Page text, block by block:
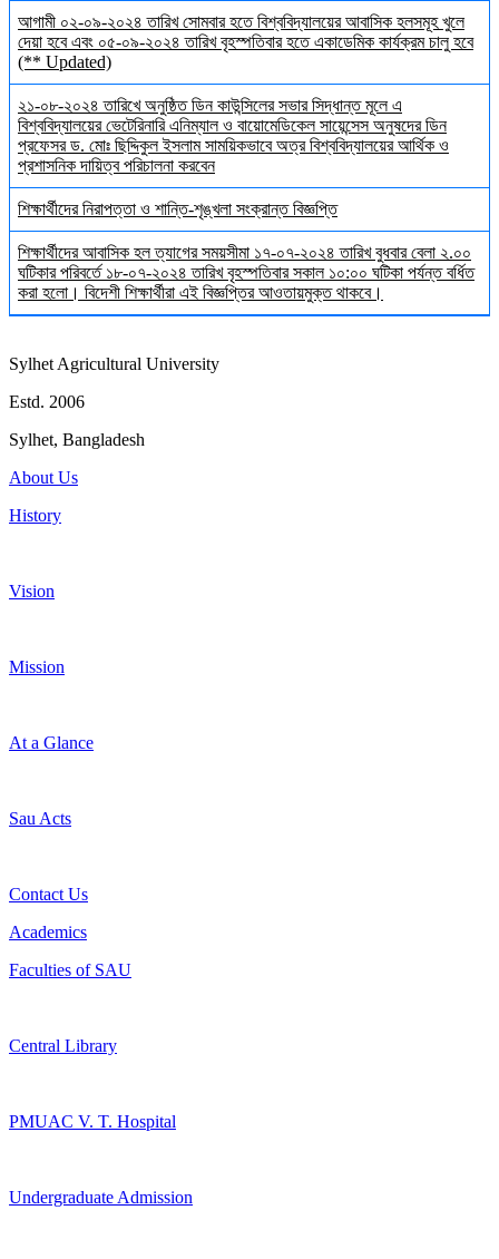
আগামী ০২-০৯-২০২৪ তারিখ সোমবার হতে বিশ্ববিদ্যালয়ের আবাসিক হলসমূহ খুলে
দেয়া হবে এবং ০৫-০৯-২০২৪ তারিখ বৃহস্পতিবার হতে একাডেমিক কার্যক্রম চালু হবে
(** Updated)
২১-০৮-২০২৪ তারিখে অনুষ্ঠিত ডিন কাউন্সিলের সভার সিদ্ধান্ত মূলে এ
বিশ্ববিদ্যালয়ের ভেটেরিনারি এনিম্যাল ও বায়োমেডিকেল সায়েন্সেস অনুষদের ডিন
প্রফেসর ড. মোঃ ছিদ্দিকুল ইসলাম সাময়িকভাবে অত্র বিশ্ববিদ্যালয়ের আর্থিক ও
প্রশাসনিক দায়িত্ব পরিচালনা করবেন
শিক্ষার্থীদের নিরাপত্তা ও শান্তি-শৃঙ্খলা সংক্রান্ত বিজ্ঞপ্তি
শিক্ষার্থীদের আবাসিক হল ত্যাগের সময়সীমা ১৭-০৭-২০২৪ তারিখ বুধবার বেলা ২.০০
ঘটিকার পরিবর্তে ১৮-০৭-২০২৪ তারিখ বৃহস্পতিবার সকাল ১০:০০ ঘটিকা পর্যন্ত বর্ধিত
করা হলো। বিদেশী শিক্ষার্থীরা এই বিজ্ঞপ্তির আওতায়মুক্ত থাকবে।
Sylhet Agricultural University
Estd. 2006
Sylhet, Bangladesh
About Us
History
Vision
Mission
At a Glance
Sau Acts
Contact Us
Academics
Faculties of SAU
Central Library
PMUAC V. T. Hospital
Undergraduate Admission